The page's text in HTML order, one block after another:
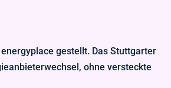
gestellt. Das Stuttgarter
ohne versteckte